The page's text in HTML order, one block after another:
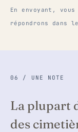
En envoyant,
répondrons dans
06 / UNE NOTE
La plupart
des